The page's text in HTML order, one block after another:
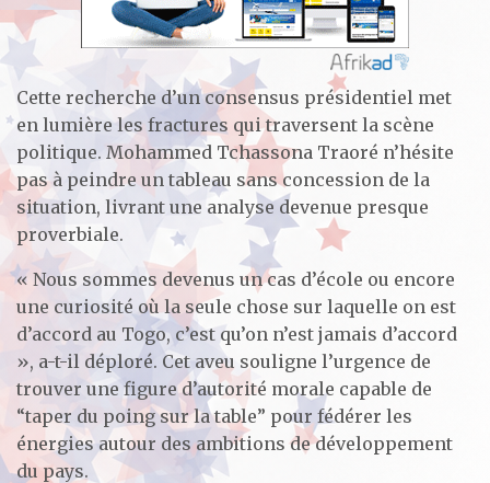
Cette recherche d’un consensus présidentiel met
en lumière les fractures qui traversent la scène
politique. Mohammed Tchassona Traoré n’hésite
pas à peindre un tableau sans concession de la
situation, livrant une analyse devenue presque
proverbiale.
« Nous sommes devenus un cas d’école ou encore
une curiosité où la seule chose sur laquelle on est
d’accord au Togo, c’est qu’on n’est jamais d’accord
», a-t-il déploré. Cet aveu souligne l’urgence de
trouver une figure d’autorité morale capable de
“taper du poing sur la table” pour fédérer les
énergies autour des ambitions de développement
du pays.